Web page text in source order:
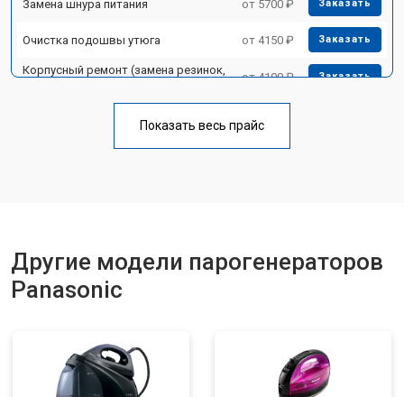
Замена шнура питания от 5700 ₽ Заказать
Очистка подошвы утюга от 4150 ₽ Заказать
Корпусный ремонт (замена резинок,
от 4100 ₽ Заказать
Замена клапана давления от 5850 ₽
Показать весь прайс
Другие модели парогенераторов
Panasonic